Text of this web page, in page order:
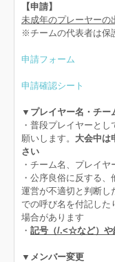
【申請】
未成年のプレーヤーの
※チームの代表者は保
申請フォーム
申請確認シート
▼プレイヤー名・チー
・普段プレイヤーと
願いします。 大会中は
さい
・チーム名、プレイ
・公序良俗に反する
運営が不適切と判断し
での呼び名を付記した
場合があります
・ 記号（/.<☆など）や
▼メンバー変更